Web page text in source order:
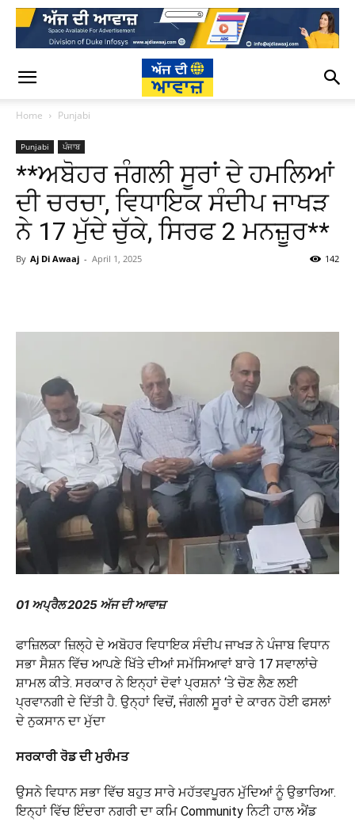
Home Punjabi
Punjabi ਪੰਜਾਬ
**ਅਬੋਹਰ ਜੰਗਲੀ ਸੂਰਾਂ ਦੇ ਹਮਲਿਆਂ
ਦੀ ਚਰਚਾ, ਵਿਧਾਇਕ ਸੰਦੀਪ ਜਾਖੜ
ਨੇ 17 ਮੁੱਦੇ ਚੁੱਕੇ, ਸਿਰਫ 2 ਮਨਜ਼ੂਰ**
By Aj Di Awaaj - April 1, 2025 142
01 ਅਪ੍ਰੈਲ 2025 ਅੱਜ ਦੀ ਆਵਾਜ਼
ਫਾਜ਼ਿਲਕਾ ਜ਼ਿਲ੍ਹੇ ਦੇ ਅਬੋਹਰ ਵਿਧਾਇਕ ਸੰਦੀਪ ਜਾਖੜ ਨੇ ਪੰਜਾਬ ਵਿਧਾਨ
ਸਭਾ ਸੈਸ਼ਨ ਵਿੱਚ ਆਪਣੇ ਖਿੱਤੇ ਦੀਆਂ ਸਮੱਸਿਆਵਾਂ ਬਾਰੇ 17 ਸਵਾਲਾਂਚੇ
ਸ਼ਾਮਲ ਕੀਤੇ. ਸਰਕਾਰ ਨੇ ਇਨ੍ਹਾਂ ਦੋਵਾਂ ਪ੍ਰਸ਼ਨਾਂ ‘ਤੇ ਚੋਣ ਲੈਣ ਲਈ
ਪ੍ਰਵਾਨਗੀ ਦੇ ਦਿੱਤੀ ਹੈ. ਉਨ੍ਹਾਂ ਵਿਚੋਂ, ਜੰਗਲੀ ਸੂਰਾਂ ਦੇ ਕਾਰਨ ਹੋਈ ਫਸਲਾਂ
ਦੇ ਨੁਕਸਾਨ ਦਾ ਮੁੱਦਾ
ਸਰਕਾਰੀ ਰੋਡ ਦੀ ਮੁਰੰਮਤ
ਉਸਨੇ ਵਿਧਾਨ ਸਭਾ ਵਿੱਚ ਬਹੁਤ ਸਾਰੇ ਮਹੱਤਵਪੂਰਨ ਮੁੱਦਿਆਂ ਨੂੰ ਉਭਾਰਿਆ.
ਇਨ੍ਹਾਂ ਵਿੱਚ ਇੰਦਰਾ ਨਗਰੀ ਦਾ ਕਮਿ Community ਨਿਟੀ ਹਾਲ ਐਂਡ